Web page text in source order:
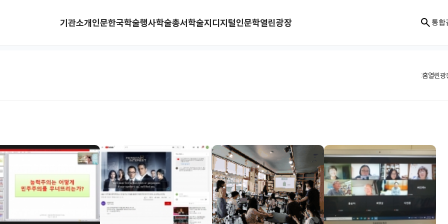
기관소개인문한국학술행사학술총서학술지디지털인문학열린광장 통합
홈열린광